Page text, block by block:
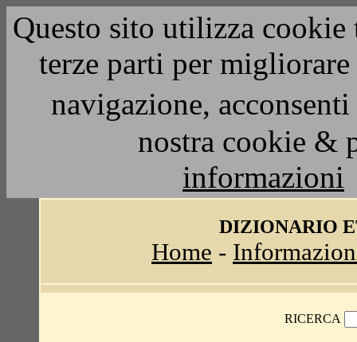
Questo sito utilizza
terze parti per
navigazione,
nostra cookie &
informazioni
DIZIONARIO
Home -
RICERCA